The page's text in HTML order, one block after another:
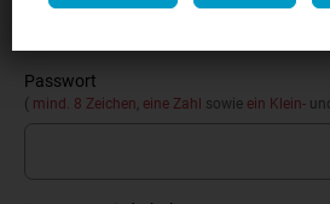
Passwort
( mind. 8 Zeichen, eine Zahl sowie ein Klein- und